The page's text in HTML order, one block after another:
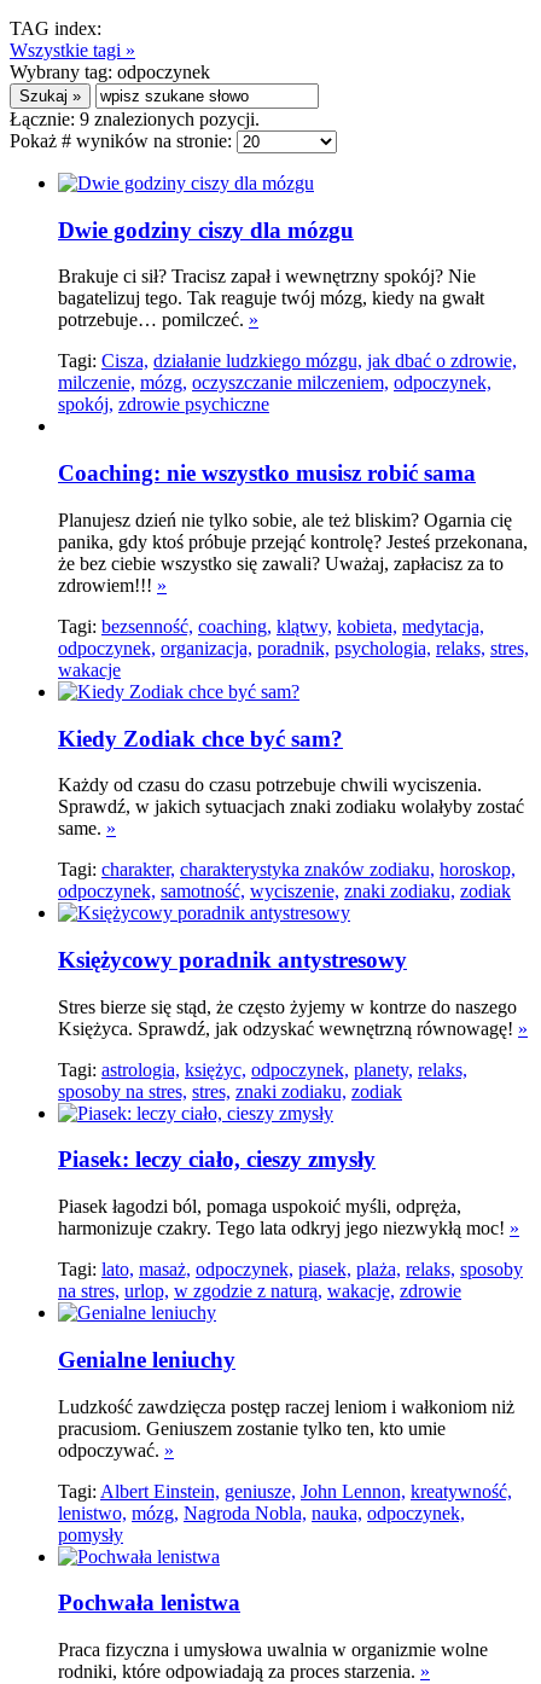
TAG index:
Wszystkie tagi »
Wybrany tag: odpoczynek
Łącznie: 9 znalezionych pozycji.
Pokaż # wyników na stronie:
Dwie godziny ciszy dla mózgu
Brakuje ci sił? Tracisz zapał i wewnętrzny spokój? Nie
bagatelizuj tego. Tak reaguje twój mózg, kiedy na gwałt
potrzebuje… pomilczeć. »
Tagi: Cisza, działanie ludzkiego mózgu, jak dbać o zdrowie,
milczenie, mózg, oczyszczanie milczeniem, odpoczynek,
spokój, zdrowie psychiczne
Coaching: nie wszystko musisz robić sama
Planujesz dzień nie tylko sobie, ale też bliskim? Ogarnia cię
panika, gdy ktoś próbuje przejąć kontrolę? Jesteś przekonana,
że bez ciebie wszystko się zawali? Uważaj, zapłacisz za to
zdrowiem!!! »
Tagi: bezsenność, coaching, klątwy, kobieta, medytacja,
odpoczynek, organizacja, poradnik, psychologia, relaks, stres,
wakacje
Kiedy Zodiak chce być ­­sam?
Każdy od czasu do czasu potrzebuje chwili wyciszenia.
Sprawdź, w jakich sytuacjach znaki zodiaku wolałyby zostać
same. »
Tagi: charakter, charakterystyka znaków zodiaku, horoskop,
odpoczynek, samotność, wyciszenie, znaki zodiaku, zodiak
Księżycowy poradnik antystresowy
Stres bierze się stąd, że często żyjemy w kontrze do naszego
Księżyca. Sprawdź, jak odzyskać wewnętrzną równowagę! »
Tagi: astrologia, księżyc, odpoczynek, planety, relaks,
sposoby na stres, stres, znaki zodiaku, zodiak
Piasek: leczy ciało, cieszy zmysły
Piasek łagodzi ból, pomaga uspokoić myśli, odpręża,
harmonizuje czakry. Tego lata odkryj jego niezwykłą moc! »
Tagi: lato, masaż, odpoczynek, piasek, plaża, relaks, sposoby
na stres, urlop, w zgodzie z naturą, wakacje, zdrowie
Genialne leniuchy
Ludzkość zawdzięcza postęp raczej leniom i wałkoniom niż
pracusiom. Geniuszem zostanie tylko ten, kto umie
odpoczywać. »
Tagi: Albert Einstein, geniusze, John Lennon, kreatywność,
lenistwo, mózg, Nagroda Nobla, nauka, odpoczynek,
pomysły
Pochwała lenistwa
Praca fizyczna i umysłowa uwalnia w organizmie wolne
rodniki, które odpowiadają za proces starzenia. »